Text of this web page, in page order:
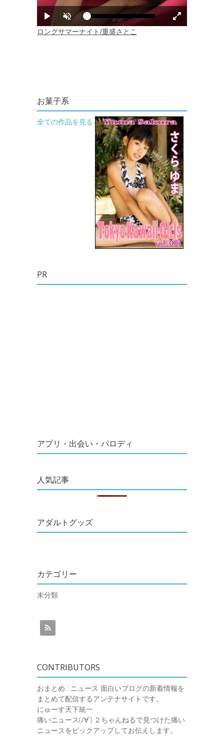
お菓子系
全ての作品を見る
PR
アプリ・出会い・パロディ
人気記事
アダルトグッズ
カテゴリー
未分類
CONTRIBUTORS
おまとめ : ニュース 面白いブログの新着情報を
まとめて配信するアンテナサイトです。
にゅーす天下統一
痛いニュース(ﾉ∀`) ２ちゃんねるで見つけた痛い
ニュースをピックアップしてお伝えします。